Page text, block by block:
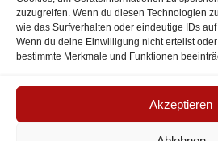
zuzugreifen. Wenn du diesen Technologien
wie das Surfverhalten oder eindeutige IDs
Wenn du deine Einwilligung nicht erteilst
bestimmte Merkmale und Funktionen
Akzeptieren
Datenschutz
AGB
Cookie-Richtlinie (EU)
Datenschutz Social-Media-